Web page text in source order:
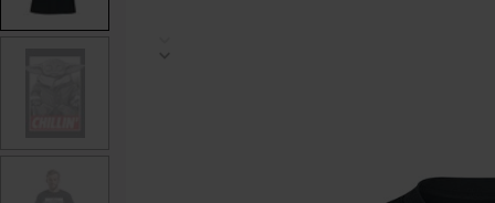
510540.html